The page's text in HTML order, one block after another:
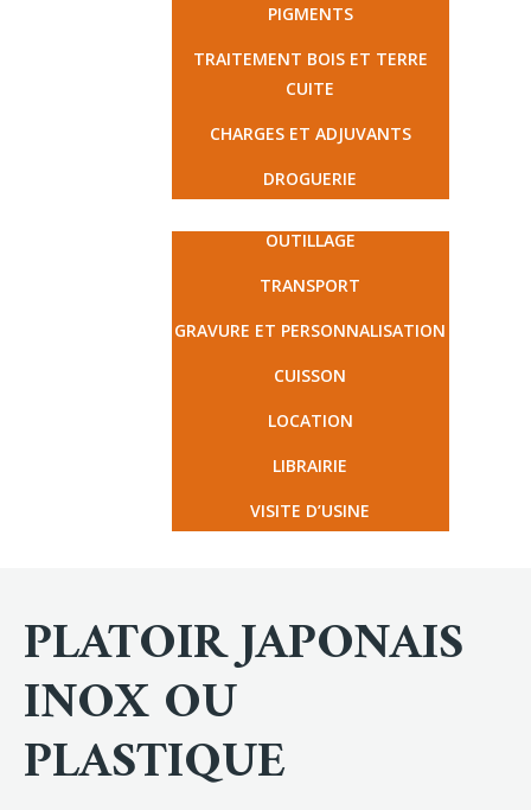
PIGMENTS
TRAITEMENT BOIS ET TERRE
CUITE
CHARGES ET ADJUVANTS
DROGUERIE
OUTILLAGE
TRANSPORT
GRAVURE ET PERSONNALISATION
CUISSON
LOCATION
LIBRAIRIE
VISITE D’USINE
PLATOIR JAPONAIS
INOX OU
PLASTIQUE